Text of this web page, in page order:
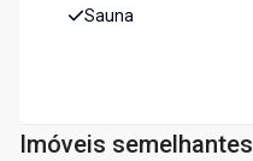
Sauna
Imóveis semelhantes